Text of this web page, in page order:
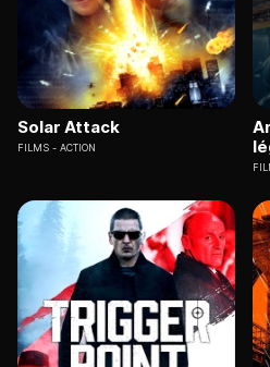
Solar Attack
FILMS ACTION